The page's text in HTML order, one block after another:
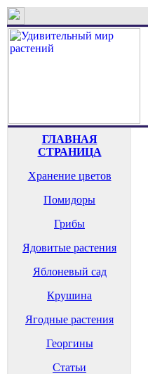
ГЛАВНАЯ
СТРАНИЦА
Хранение цветов
Помидоры
Грибы
Ядовитые растения
Яблоневый сад
Крушина
Ягодные растения
Георгины
Статьи